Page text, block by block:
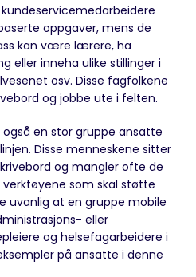
oppgaver, mens de
kan være lærere, ha
eller inneha ulike stillinger i
osv. Disse fagfolkene
og jobbe ute i felten.
en stor gruppe ansatte
Disse menneskene sitter
og mangler ofte de
som skal støtte
uvanlig at en gruppe mobile
eller
og helsefagarbeidere i
på ansatte i denne